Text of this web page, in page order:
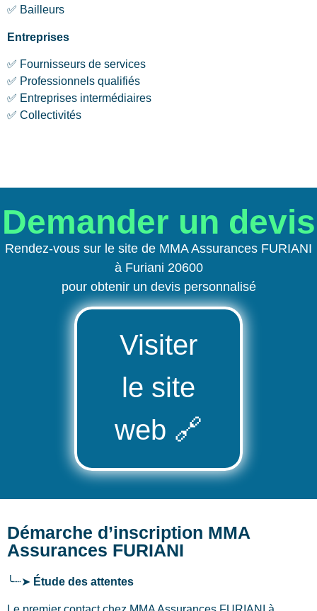
✅ Bailleurs
Entreprises
✅ Fournisseurs de services
✅ Professionnels qualifiés
✅ Entreprises intermédiaires
✅ Collectivités
Demander un devis
Rendez-vous sur le site de MMA Assurances FURIANI
à Furiani 20600
pour obtenir un devis personnalisé
Visiter
le site
web 🔗
Démarche d’inscription MMA
Assurances FURIANI
╰┈➤ Étude des attentes